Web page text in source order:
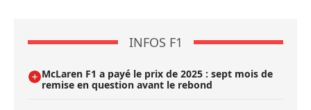
INFOS F1
McLaren F1 a payé le prix de 2025 : sept mois de
remise en question avant le rebond